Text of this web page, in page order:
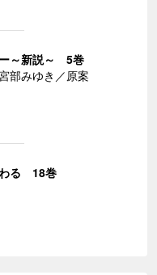
～新説～ 5巻
部みゆき／原案
わる 18巻